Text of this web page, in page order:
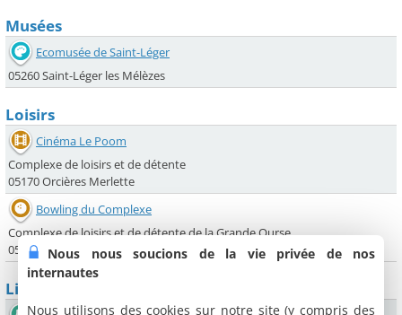
Musées
Ecomusée de Saint-Léger
05260 Saint-Léger les Mélèzes
Loisirs
Cinéma Le Poom
Complexe de loisirs et de détente
05170 Orcières Merlette
Bowling du Complexe
Complexe de loisirs et de détente de la Grande Ourse
05170 Orcières Merlette
Lieux sportifs
Nous nous soucions de la vie privée de nos
internautes
Nous utilisons des cookies sur notre site (y compris des